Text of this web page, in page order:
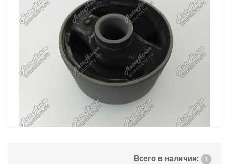
Всего в наличии: 1